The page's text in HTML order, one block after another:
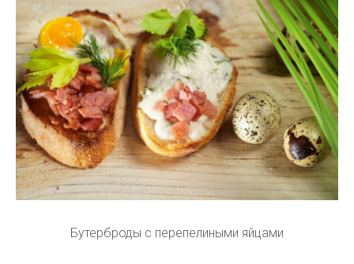
Бутерброды с перепелиными яйцами